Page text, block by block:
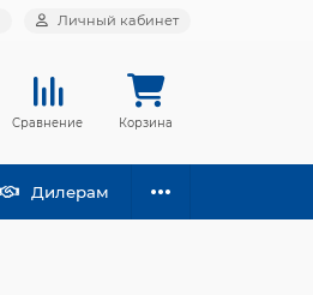
Личный кабинет
Сравнение Корзина
Дилерам